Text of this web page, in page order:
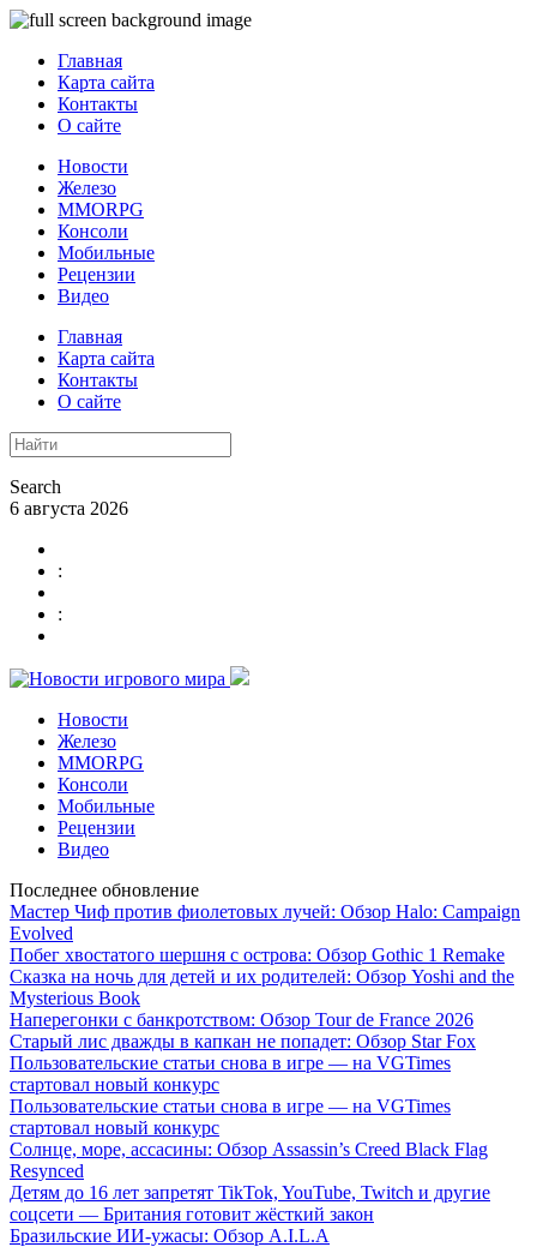
Главная
Карта сайта
Контакты
О сайте
Новости
Железо
MMORPG
Консоли
Мобильные
Рецензии
Видео
Главная
Карта сайта
Контакты
О сайте
Search
6 августа 2026
:
:
Новости
Железо
MMORPG
Консоли
Мобильные
Рецензии
Видео
Последнее обновление
Мастер Чиф против фиолетовых лучей: Обзор Halo: Campaign
Evolved
Побег хвостатого шершня с острова: Обзор Gothic 1 Remake
Сказка на ночь для детей и их родителей: Обзор Yoshi and the
Mysterious Book
Наперегонки с банкротством: Обзор Tour de France 2026
Старый лис дважды в капкан не попадет: Обзор Star Fox
Пользовательские статьи снова в игре — на VGTimes
стартовал новый конкурс
Пользовательские статьи снова в игре — на VGTimes
стартовал новый конкурс
Солнце, море, ассасины: Обзор Assassin’s Creed Black Flag
Resynced
Детям до 16 лет запретят TikTok, YouTube, Twitch и другие
соцсети — Британия готовит жёсткий закон
Бразильские ИИ-ужасы: Обзор A.I.L.A